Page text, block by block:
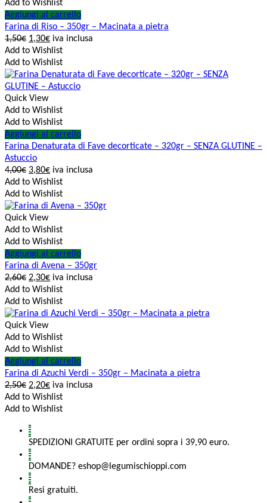
Add to Wishlist
Aggiungi al carrello
Farina di Riso – 350gr – Macinata a pietra
1,50€ 1,30€ iva inclusa
Add to Wishlist
Add to Wishlist
Quick View
Add to Wishlist
Add to Wishlist
Aggiungi al carrello
Farina Denaturata di Fave decorticate – 320gr – SENZA GLUTINE –
Astuccio
4,00€ 3,80€ iva inclusa
Add to Wishlist
Add to Wishlist
Quick View
Add to Wishlist
Add to Wishlist
Aggiungi al carrello
Farina di Avena – 350gr
2,60€ 2,30€ iva inclusa
Add to Wishlist
Add to Wishlist
Quick View
Add to Wishlist
Add to Wishlist
Aggiungi al carrello
Farina di Azuchi Verdi – 350gr – Macinata a pietra
2,50€ 2,20€ iva inclusa
Add to Wishlist
Add to Wishlist
SPEDIZIONI GRATUITE per ordini sopra i 39,90 euro.
DOMANDE? eshop@legumischioppi.com
Resi gratuiti.